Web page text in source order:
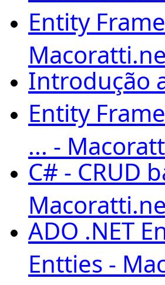
Entity
Introdução
Entity
... -
C# - CRUD
ADO .NET
Entties -